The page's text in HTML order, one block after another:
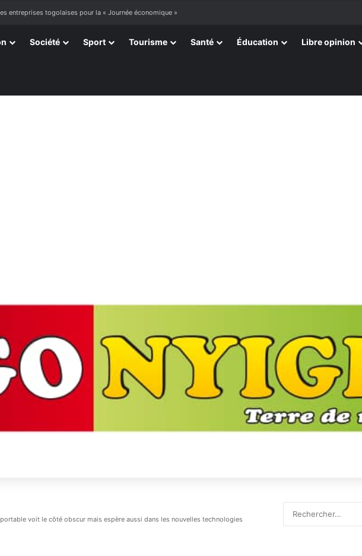
entreprises togolaises pour la « Journée économique »
Société Sport Tourisme Santé Éducation Libre opinion
voit le côté obscur mais espère aussi dans les nouvelles technologies